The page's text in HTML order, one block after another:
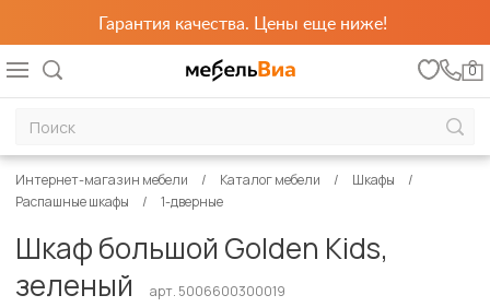
Гарантия качества. Цены еще ниже!
0
Интернет-магазин мебели Каталог мебели
Шкафы
Распашные шкафы
1-дверные
Шкаф большой Golden Kids,
зеленый
арт. 5006600300019